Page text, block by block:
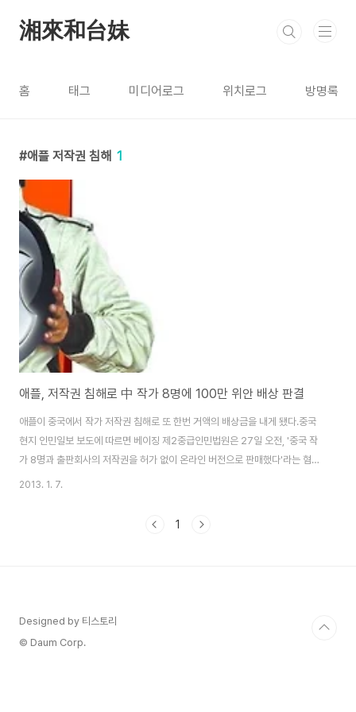
湘來和台妹
홈 태그 미디어로그 위치로그 방명록
애플 저작권 침해 1
애플, 저작권 침해로 中 작가 8명에 100만 위안 배상 판결
애플이 중국에서 작가 저작권 침해로 또 한번 거액의 배상금을 내게 됐다.중국
현지 인민일보 보도에 따르면 베이징 제2중급인민법원은 27일 오전, '중국 작
가 8명과 출판회사의 저작권을 허가 없이 온라인 버전으로 판매했다'라는 혐의
로 기소된 애플 측에 103만 5천위안(1억7천8백만원)을 배상하라고 판결을
어플리케이션을 발견했으며 저작물이 대량으로 내려받아지면서 경제적으로
2013. 1. 7.
1
Designed by 티스토리
© Daum Corp.